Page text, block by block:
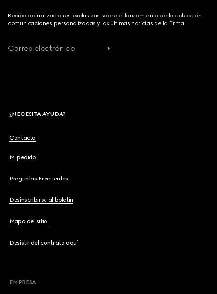
Reciba actualizaciones exclusivas sobre el lanzamiento de la colección,
comunicaciones personalizadas y las últimas noticias de la Firma.
Correo electrónico
¿NECESITA AYUDA?
Contacto
Mi pedido
Preguntas Frecuentes
Desinscribirse al boletín
Mapa del sitio
Desistir del contrato aquí
EMPRESA